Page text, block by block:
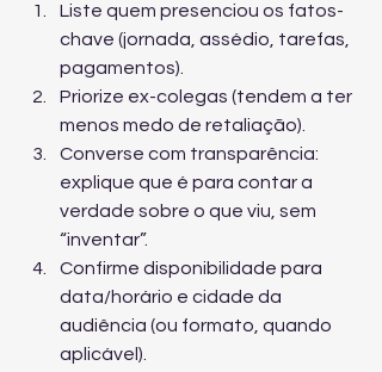
Liste quem presenciou os fatos-
chave (jornada, assédio, tarefas,
pagamentos).
Priorize ex-colegas (tendem a ter
menos medo de retaliação).
Converse com transparência:
explique que é para contar a
verdade sobre o que viu, sem
“inventar”.
Confirme disponibilidade para
data/horário e cidade da
audiência (ou formato, quando
aplicável).